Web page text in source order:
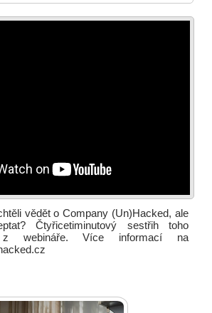
vědět o Company (Un)Hacked, ale
Čtyřicetiminutový sestřih toho
z webináře. Více informací na